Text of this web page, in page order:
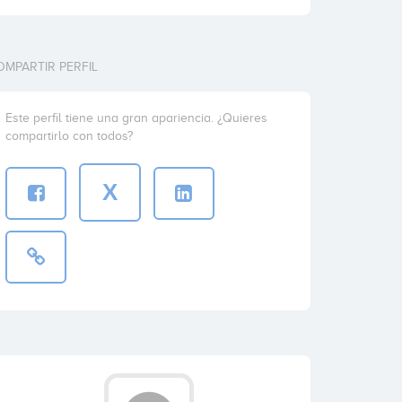
PERFIL
Este perfil tiene una gran apariencia. ¿Quieres
compartirlo con todos?
X